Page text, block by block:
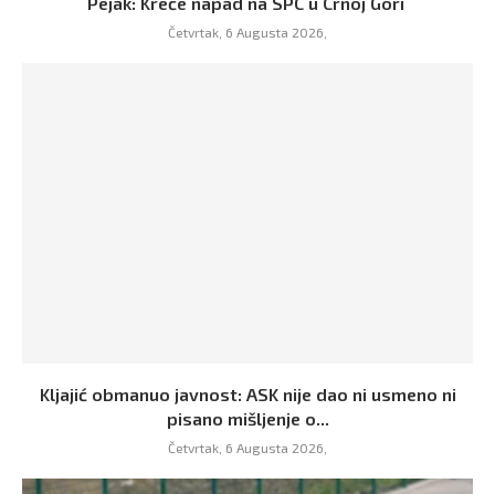
Četvrtak, 6 Augusta 2026,
Kljajić obmanuo javnost: ASK nije dao ni usmeno ni
pisano mišljenje o...
Četvrtak, 6 Augusta 2026,